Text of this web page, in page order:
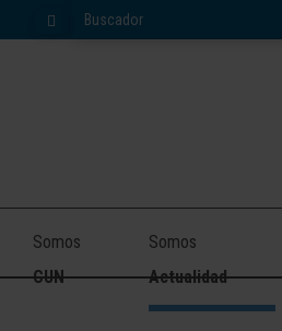
Somos
CUN
Somos
Actualidad